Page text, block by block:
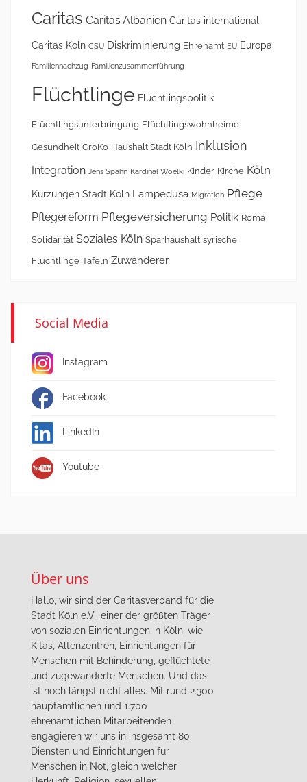
Caritas Caritas Albanien Caritas international
Caritas Köln CSU Diskriminierung Ehrenamt EU Europa
Familiennachzug Familienzusammenführung
Flüchtlinge Flüchtlingspolitik
Flüchtlingsunterbringung Flüchtlingswohnheime
Gesundheit GroKo Haushalt Stadt Köln Inklusion
Integration Jens Spahn Kardinal Woelki Kinder Kirche Köln
Kürzungen Stadt Köln Lampedusa Migration Pflege
Pflegereform Pflegeversicherung Politik Roma
Solidarität Soziales Köln Sparhaushalt syrische
Flüchtlinge Tafeln Zuwanderer
Social Media
Instagram
Facebook
LinkedIn
Youtube
Über uns
Hallo, wir sind der Caritasverband für die
Stadt Köln e.V., einer der größten Träger
von sozialen Einrichtungen in Köln, wie
Kitas, Altenzentren, Einrichtungen für
Menschen mit Behinderung, geflüchtete
und zugewanderte Menschen. Und das
ist noch längst nicht alles. Mit rund 2.300
hauptamtlichen und 1.700
ehrenamtlichen Mitarbeitenden
engagieren wir uns in insgesamt 80
Diensten und Einrichtungen für
Menschen in Not, gleich welcher